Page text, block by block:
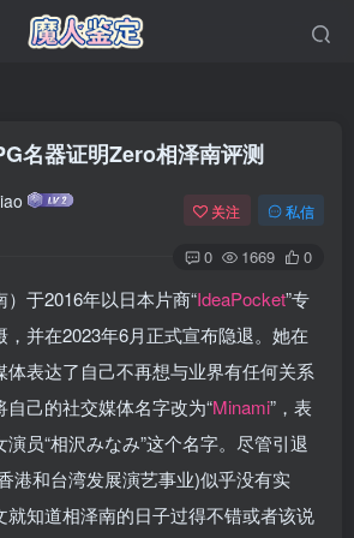
名器证明Zero相泽南评测
关注 私信
0 1669 0
于2016年以日本片商“‌IdeaPocket”专
，并在2023年6月正式宣布隐退。她在
体表达了自己不再想与业界有任何关系
己的社交媒体名字改为“‌Minami”，表
员“相沢みなみ”这个名字。尽管引退
港和台湾发展演艺事业)似乎没有实
就知道相泽南的日子过得不错或者该说